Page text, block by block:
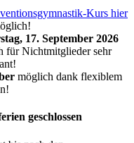
Kurs hier
17. September 2026
für Nichtmitglieder sehr
möglich dank flexiblem
geschlossen